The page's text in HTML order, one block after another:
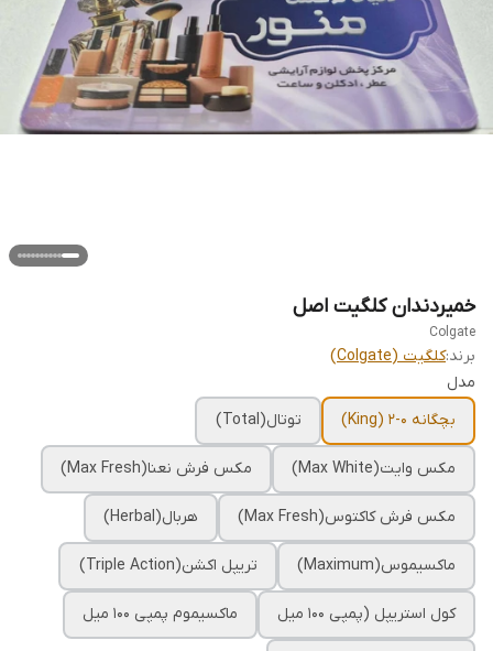
خمیردندان کلگیت اصل
Colgate
برند:کلگیت (Colgate)
مدل
بچگانه ۰-۲ (King)
توتال(Total)
مکس وایت(Max White) مکس فرش نعنا(Max Fresh)
مکس فرش کاکتوس(Max Fresh) هربال(Herbal)
ماکسیموس(Maximum) تریپل اکشن(Triple Action)
کول استریپل (پمپی ۱۰۰ میل ماکسیموم پمپی ۱۰۰ میل